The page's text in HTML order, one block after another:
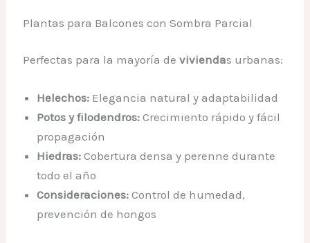
Plantas para Balcones con Sombra Parcial
Perfectas para la mayoría deviviendas urbanas:
Helechos: Elegancia natural y adaptabilidad
Potos y filodendros: Crecimiento rápido y fácil
propagación
Hiedras: Cobertura densa y perenne durante
todo el año
Consideraciones: Control de humedad,
prevención de hongos